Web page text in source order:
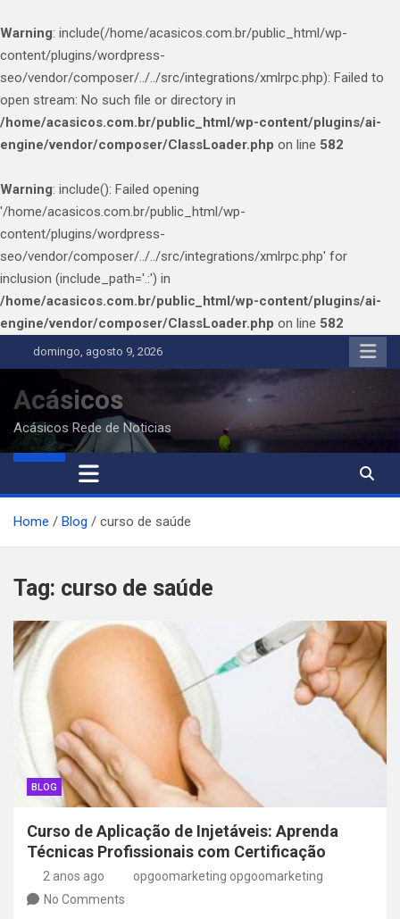
Warning: include(/home/acasicos.com.br/public_html/wp-
content/plugins/wordpress-
seo/vendor/composer/../../src/integrations/xmlrpc.php): Failed to
open stream: No such file or directory in
/home/acasicos.com.br/public_html/wp-content/plugins/ai-
engine/vendor/composer/ClassLoader.php on line 582
Warning: include(): Failed opening
'/home/acasicos.com.br/public_html/wp-
content/plugins/wordpress-
seo/vendor/composer/../../src/integrations/xmlrpc.php' for
inclusion (include_path='.:') in
/home/acasicos.com.br/public_html/wp-content/plugins/ai-
engine/vendor/composer/ClassLoader.php on line 582
to
content
domingo, agosto 9, 2026
Acásicos
Acásicos Rede de Noticias
Home Blog curso de saúde
Tag: curso de saúde
BLOG
Curso de Aplicação de Injetáveis: Aprenda
Técnicas Profissionais com Certificação
2 anos ago
opgoomarketing opgoomarketing
No Comments